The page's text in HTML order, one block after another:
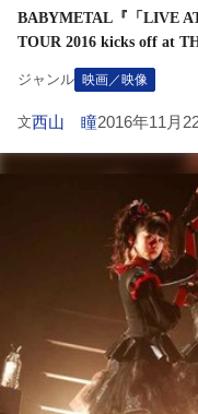
BABYMETAL『「LIVE
TOUR 2016 kicks off at
ジャンル 映画／映像
文西山 瞳2016年11月